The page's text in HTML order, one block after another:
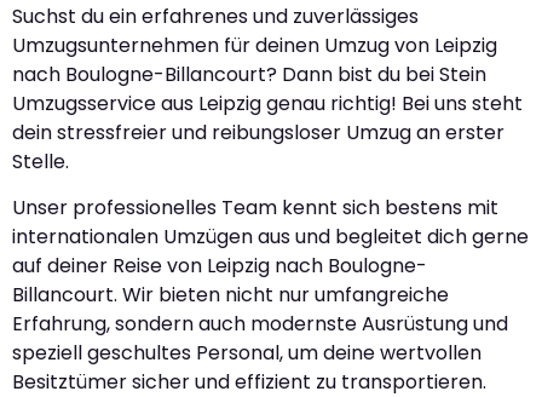
Suchst du ein erfahrenes und zuverlässiges
Umzugsunternehmen für deinen Umzug von Leipzig
nach Boulogne-Billancourt? Dann bist du bei Stein
Umzugsservice aus Leipzig genau richtig! Bei uns steht
dein stressfreier und reibungsloser Umzug an erster
Stelle.
Unser professionelles Team kennt sich bestens mit
internationalen Umzügen aus und begleitet dich gerne
auf deiner Reise von Leipzig nach Boulogne-
Billancourt. Wir bieten nicht nur umfangreiche
Erfahrung, sondern auch modernste Ausrüstung und
speziell geschultes Personal, um deine wertvollen
Besitztümer sicher und effizient zu transportieren.